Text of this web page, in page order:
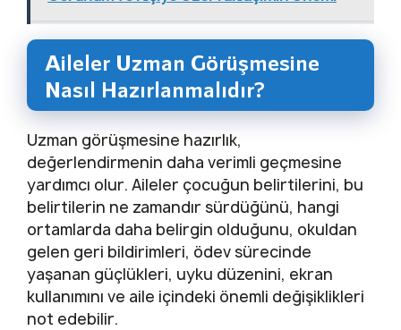
Aileler Uzman Görüşmesine
Nasıl Hazırlanmalıdır?
Uzman görüşmesine hazırlık,
değerlendirmenin daha verimli geçmesine
yardımcı olur. Aileler çocuğun belirtilerini, bu
belirtilerin ne zamandır sürdüğünü, hangi
ortamlarda daha belirgin olduğunu, okuldan
gelen geri bildirimleri, ödev sürecinde
yaşanan güçlükleri, uyku düzenini, ekran
kullanımını ve aile içindeki önemli değişiklikleri
not edebilir.